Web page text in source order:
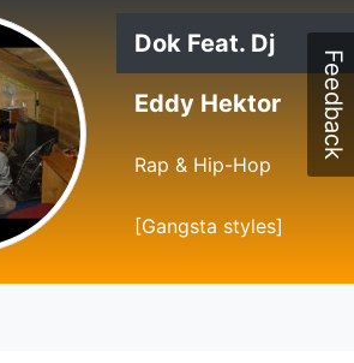
Dok Feat. Dj
Eddy Hektor
Rap & Hip-Hop
[Gangsta styles]
Feedback